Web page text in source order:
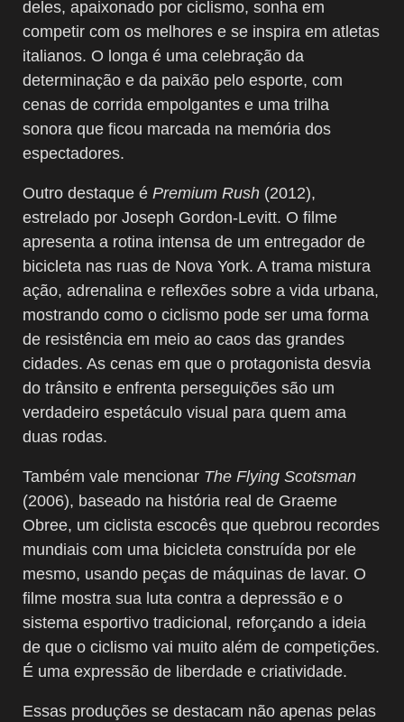
deles, apaixonado por ciclismo, sonha em
competir com os melhores e se inspira em atletas
italianos. O longa é uma celebração da
determinação e da paixão pelo esporte, com
cenas de corrida empolgantes e uma trilha
sonora que ficou marcada na memória dos
espectadores.
Outro destaque é Premium Rush (2012),
estrelado por Joseph Gordon-Levitt. O filme
apresenta a rotina intensa de um entregador de
bicicleta nas ruas de Nova York. A trama mistura
ação, adrenalina e reflexões sobre a vida urbana,
mostrando como o ciclismo pode ser uma forma
de resistência em meio ao caos das grandes
cidades. As cenas em que o protagonista desvia
do trânsito e enfrenta perseguições são um
verdadeiro espetáculo visual para quem ama
duas rodas.
Também vale mencionar The Flying Scotsman
(2006), baseado na história real de Graeme
Obree, um ciclista escocês que quebrou recordes
mundiais com uma bicicleta construída por ele
mesmo, usando peças de máquinas de lavar. O
filme mostra sua luta contra a depressão e o
sistema esportivo tradicional, reforçando a ideia
de que o ciclismo vai muito além de competições.
É uma expressão de liberdade e criatividade.
Essas produções se destacam não apenas pelas